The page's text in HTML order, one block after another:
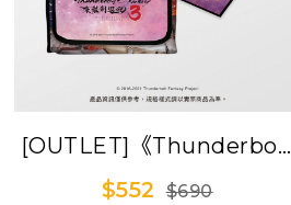
[OUTLET]《Thunderbolt
Fantasy 東離劍遊紀３》主
$552 $690